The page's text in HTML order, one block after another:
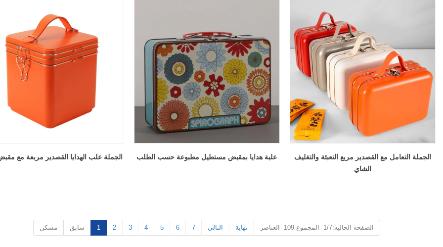
اتجاهات التعبئة والتغليف المخصصة للقصدير لعام 2026: كيف تعمل العلامات التجارية الذكية على رفع مستوى منتجاتها باستخدام علب الصفيح المخصصة
2026-07-22 11:16:06
اكتشف أفضل اتجاهات التعبئة
بدءًا من المواد المستدامة
التغليف الذكي والعلب القابلة
المستهلكين المتزايد على حلول
علب الصفيح المطبوعة المخصصة للأجهزة الصغيرة – القوة الصناعية
2026-07-09 09:35:30
علب الصفيح المطبوعة حسب الطلب من الدرجة
الصناعية للبراغي والأظافر والأجزاء الصغيرة. متين
ومقاوم للصدأ وجاهز للشعار. ثق بمصنع علب
الصفيح الرائد للطلبات بالجملة.
2026-07-08 10:24:14
تغليف القصدير المخصص للقهوة والشاي. ختم
محكم، مقاوم للرطوبة، وقابل للعلامة التجارية
بالكامل. كن شريكًا مع مصنع علب الصفيح الموثوق
الجملة علب الهدايا القصدير مربعة مع علبة هدايا بمقبض مستطيل مطبوعة حسب الطلب
الجملة التعامل مع القصدير مربع التعبئة والتغليف
الشاي
مسكن سابق 1 2 3 4 5 6 7 التالي نهاية الصفحه الحاليه:1/7 المجموع 109 العناصر